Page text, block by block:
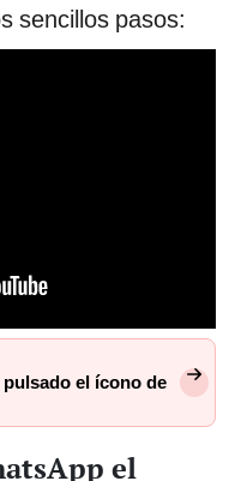
sencillos pasos:
el ícono de
el